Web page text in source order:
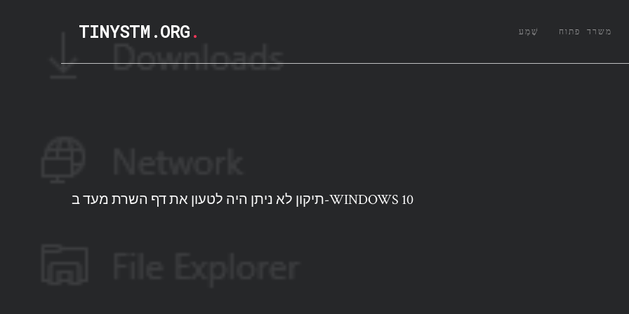
TINYSTM.ORG. משרד פתוח שֶׁמַע
תיקון לא ניתן היה לטעון את דף השרת מעד ב-WINDOWS 10